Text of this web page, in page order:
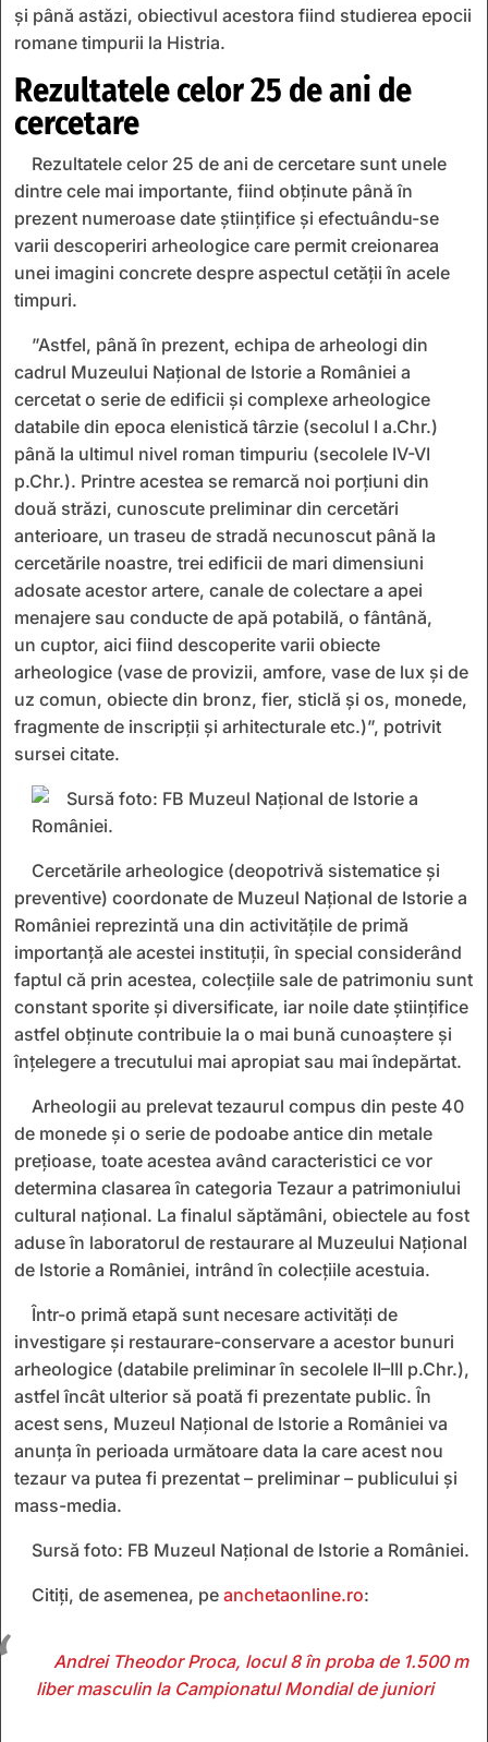
și până astăzi, obiectivul acestora fiind studierea epocii
romane timpurii la Histria.
Rezultatele celor 25 de ani de
cercetare
Rezultatele celor 25 de ani de cercetare sunt unele
dintre cele mai importante, fiind obținute până în
prezent numeroase date științifice și efectuându-se
varii descoperiri arheologice care permit creionarea
unei imagini concrete despre aspectul cetății în acele
timpuri.
”Astfel, până în prezent, echipa de arheologi din
cadrul Muzeului Național de Istorie a României a
cercetat o serie de edificii și complexe arheologice
databile din epoca elenistică târzie (secolul I a.Chr.)
până la ultimul nivel roman timpuriu (secolele IV-VI
p.Chr.). Printre acestea se remarcă noi porțiuni din
două străzi, cunoscute preliminar din cercetări
anterioare, un traseu de stradă necunoscut până la
cercetările noastre, trei edificii de mari dimensiuni
adosate acestor artere, canale de colectare a apei
menajere sau conducte de apă potabilă, o fântână,
un cuptor, aici fiind descoperite varii obiecte
arheologice (vase de provizii, amfore, vase de lux și de
uz comun, obiecte din bronz, fier, sticlă și os, monede,
fragmente de inscripții și arhitecturale etc.)”, potrivit
sursei citate.
Cercetările arheologice (deopotrivă sistematice și
preventive) coordonate de Muzeul Național de Istorie a
României reprezintă una din activitățile de primă
importanță ale acestei instituții, în special considerând
faptul că prin acestea, colecțiile sale de patrimoniu sunt
constant sporite și diversificate, iar noile date științifice
astfel obținute contribuie la o mai bună cunoaștere și
înțelegere a trecutului mai apropiat sau mai îndepărtat.
Arheologii au prelevat tezaurul compus din peste 40
de monede și o serie de podoabe antice din metale
prețioase, toate acestea având caracteristici ce vor
determina clasarea în categoria Tezaur a patrimoniului
cultural național. La finalul săptămâni, obiectele au fost
aduse în laboratorul de restaurare al Muzeului Național
de Istorie a României, intrând în colecțiile acestuia.
Într-o primă etapă sunt necesare activități de
investigare și restaurare-conservare a acestor bunuri
arheologice (databile preliminar în secolele II–III p.Chr.),
astfel încât ulterior să poată fi prezentate public. În
acest sens, Muzeul Național de Istorie a României va
anunța în perioada următoare data la care acest nou
tezaur va putea fi prezentat – preliminar – publicului și
mass-media.
Sursă foto: FB Muzeul Național de Istorie a României.
Citiți, de asemenea, pe anchetaonline.ro:
Andrei Theodor Proca, locul 8 în proba de 1.500 m
liber masculin la Campionatul Mondial de juniori